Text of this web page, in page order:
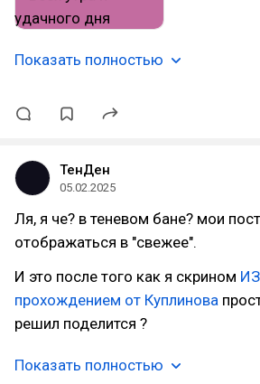
Показать полностью
ТенДен
05.02.2025
Ля, я че? в теневом бане? мои
отображаться в "свежее".
И это после того как я скрином
прохождением от Куплинова
решил поделится ?
Показать полностью